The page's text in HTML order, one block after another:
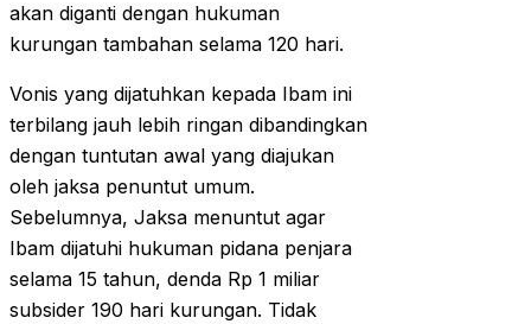
akan diganti dengan hukuman
kurungan tambahan selama 120 hari.
Vonis yang dijatuhkan kepada Ibam ini
terbilang jauh lebih ringan dibandingkan
dengan tuntutan awal yang diajukan
oleh jaksa penuntut umum.
Sebelumnya, Jaksa menuntut agar
Ibam dijatuhi hukuman pidana penjara
selama 15 tahun, denda Rp 1 miliar
subsider 190 hari kurungan. Tidak